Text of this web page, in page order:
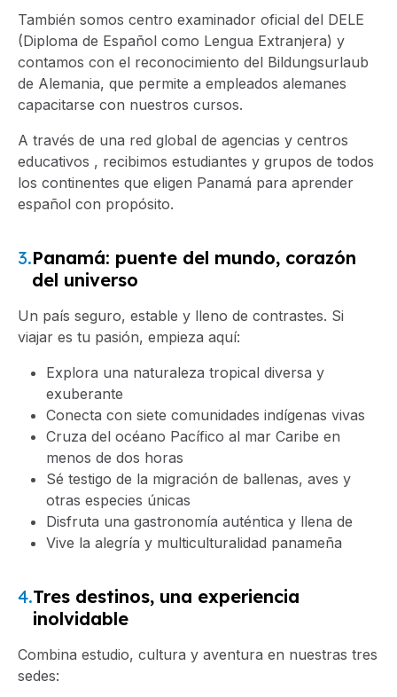
También somos centro examinador oficial del DELE
(Diploma de Español como Lengua Extranjera) y
contamos con el reconocimiento del Bildungsurlaub
de Alemania, que permite a empleados alemanes
capacitarse con nuestros cursos.
A través de una red global de agencias y centros
educativos , recibimos estudiantes y grupos de todos
los continentes que eligen Panamá para aprender
español con propósito.
3.Panamá: puente del mundo, corazón
del universo
Un país seguro, estable y lleno de contrastes. Si
viajar es tu pasión, empieza aquí:
Explora una naturaleza tropical diversa y
exuberante
Conecta con siete comunidades indígenas vivas
Cruza del océano Pacífico al mar Caribe en
menos de dos horas
Sé testigo de la migración de ballenas, aves y
otras especies únicas
Disfruta una gastronomía auténtica y llena de
Vive la alegría y multiculturalidad panameña
4.Tres destinos, una experiencia
inolvidable
Combina estudio, cultura y aventura en nuestras tres
sedes: